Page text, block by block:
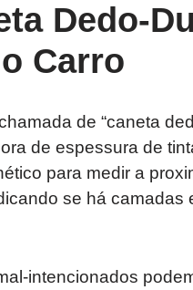
Dedo-
Carro
de “caneta
de espessura de
para medir a
se há
intencionados